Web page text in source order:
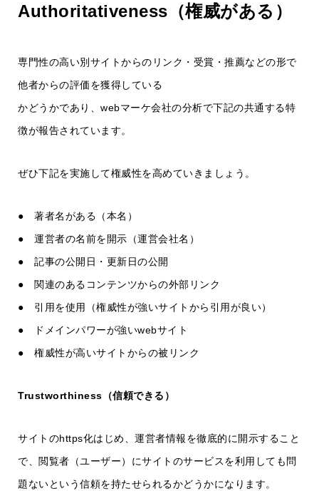
Authoritativeness（権威がある）
専門性の高い別サイトからのリンク・受賞・推薦などの形で
他者からの評価を獲得している
かどうかであり、webマーケ会社の分析で下記の共通する特
徴が報告されています。
ぜひ下記を実施して権威性を高めていきましょう。
● 著者名がある（本名）
● 運営者の名前を開示（運営会社名）
● 記事の公開日・更新日の公開
● 関連のあるコンテンツからの外部リンク
● 引用を使用（権威性が強いサイトから引用が良い）
● ドメインパワーが強いwebサイト
● 権威性が高いサイトからの被リンク
Trustworthiness（信頼できる）
サイトのhttps化はじめ、運営者情報を徹底的に開示すること
で、閲覧者（ユーザー）にサイトのサービスを利用しても問
題ないという信頼を持たせられるかどうかになります。